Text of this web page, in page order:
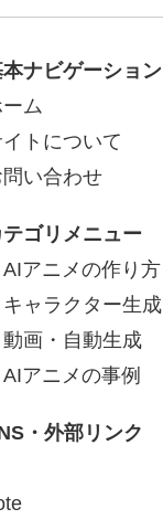
ナビゲーション
ム
トについて
問い合わせ
テゴリメニュー
AIアニメの作り方
キャラクター生成
動画・自動生成
AIアニメの事例
・外部リンク